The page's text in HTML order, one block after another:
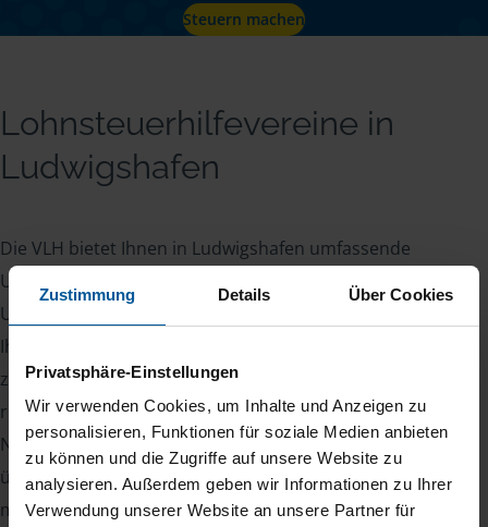
Zustimmung Details Über Cookies
Privatsphäre-Einstellungen
Wir verwenden Cookies, um Inhalte und Anzeigen zu
personalisieren, Funktionen für soziale Medien anbieten
zu können und die Zugriffe auf unsere Website zu
analysieren. Außerdem geben wir Informationen zu Ihrer
Verwendung unserer Website an unsere Partner für
Steuern machen
Lohnsteuerhilfevereine in
Ludwigshafen
Die VLH bietet Ihnen in Ludwigshafen umfassende
Unterstützung bei all Ihren Steuerangelegenheiten.
Unsere Steuerexperten stehen Ihnen zur Seite, um
Ihre Steuererklärung professionell und zuverlässig
zu erstellen. Dabei stellen wir sicher, dass alle
relevanten Steuervorteile für Sie genutzt werden.
Neben der Erstellung Ihrer Steuererklärung
übernehmen wir auch die gesamte Kommunikation
mit dem Finanzamt. Unsere Leistungen umfassen